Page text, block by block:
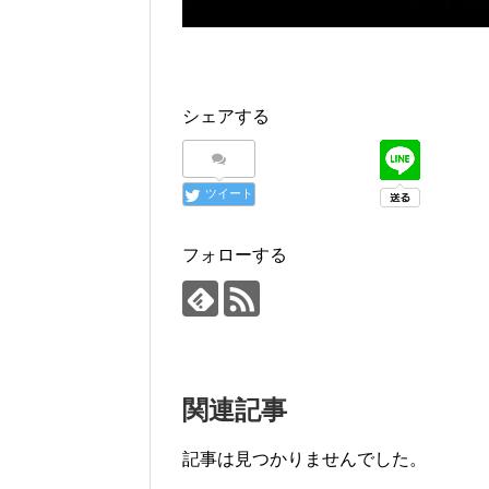
シェアする
ツイート
フォローする
関連記事
記事は見つかりませんでした。